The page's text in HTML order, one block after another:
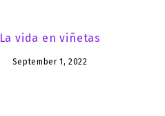
La vida en viñetas
September 1, 2022